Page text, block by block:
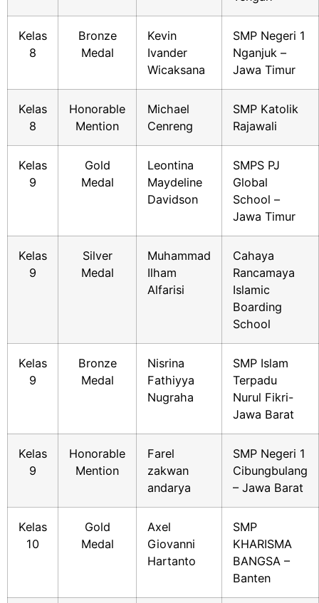
Kelas
8
Bronze
Medal
Kevin
Ivander
Wicaksana
SMP Negeri 1
Nganjuk –
Jawa Timur
Kelas
8
Honorable
Mention
Michael
Cenreng
SMP Katolik
Rajawali
Kelas
9
Gold
Medal
Leontina
Maydeline
Davidson
SMPS PJ
Global
School –
Jawa Timur
Kelas
9
Silver
Medal
Muhammad
Ilham
Alfarisi
Cahaya
Rancamaya
Islamic
Boarding
School
Kelas
9
Bronze
Medal
Nisrina
Fathiyya
Nugraha
SMP Islam
Terpadu
Nurul Fikri-
Jawa Barat
Kelas
9
Honorable
Mention
Farel
zakwan
andarya
SMP Negeri 1
Cibungbulang
– Jawa Barat
Kelas
10
Gold
Medal
Axel
Giovanni
Hartanto
SMP
KHARISMA
BANGSA –
Banten